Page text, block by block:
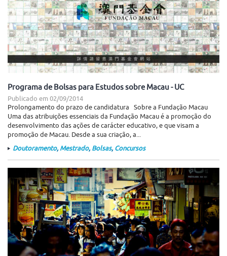
Programa de Bolsas para Estudos sobre Macau - UC
Publicado em 02/09/2014
Prolongamento do prazo de candidatura Sobre a Fundação Macau
Uma das atribuições essenciais da Fundação Macau é a promoção do
desenvolvimento das ações de carácter educativo, e que visam a
promoção de Macau. Desde a sua criação, a...
Doutoramento, Mestrado, Bolsas, Concursos